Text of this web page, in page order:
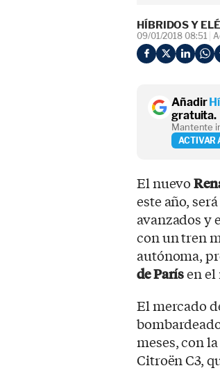
HÍBRIDOS Y
09/01/2018 08:51
Añadir
gratuita.
Mantente
ACTIVAR
El nuevo
este año,
avanzados y
con un tren
autónoma,
de Parísen el
El mercado
meses, con
Citroën C3,